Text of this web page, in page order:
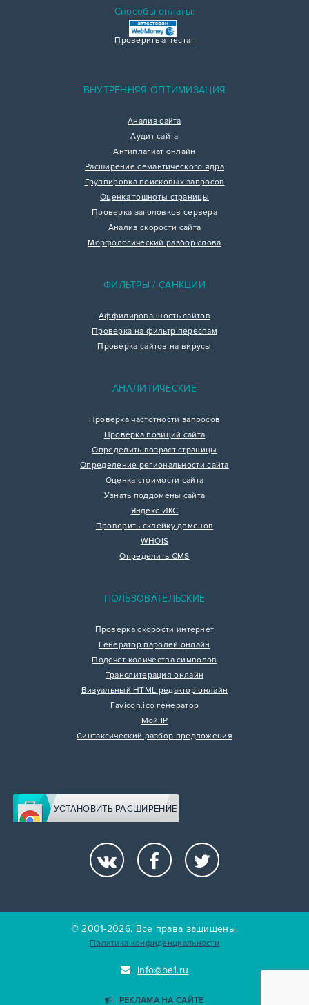
Способы оплаты:
Проверить аттестат
ВНУТРЕННЯЯ ОПТИМИЗАЦИЯ
Анализ сайта
Аудит сайта
Антиплагиат онлайн
Расширение семантического ядра
Группировка поисковых запросов
Оценка тошноты страницы
Проверка заголовков сервера
Анализ скорости сайта
Морфологический разбор слова
ФИЛЬТРЫ / САНКЦИИ
Аффилированность сайтов
Проверка на фильтр переспам
Проверка сайтов на вирусы
АНАЛИТИЧЕСКИЕ
Проверка частотности запросов
Проверка позиций сайта
Определить возраст страницы
Определение региональности сайта
Оценка стоимости сайта
Узнать поддомены сайта
Яндекс ИКС
Проверить склейку доменов
WHOIS
Определить CMS
ПОЛЬЗОВАТЕЛЬСКИЕ
Проверка скорости интернет
Генератор паролей онлайн
Подсчет количества символов
Транслитерация онлайн
Визуальный HTML редактор онлайн
Favicon.ico генератор
Мой IP
Синтаксический разбор предложения
УСТАНОВИТЬ РАСШИРЕНИЕ
© 2001-2026. Все права защищены.
Политика конфиденциальности
info@be1.ru
РЕКЛАМА НА САЙТЕ